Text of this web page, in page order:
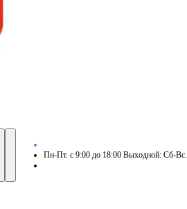
Пн-Пт. с 9:00 до 18:00 Выходной: Сб-Вс.